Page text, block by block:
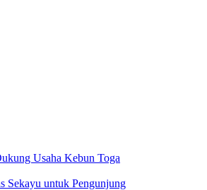
Usaha Kebun Toga
Sekayu untuk Pengunjung